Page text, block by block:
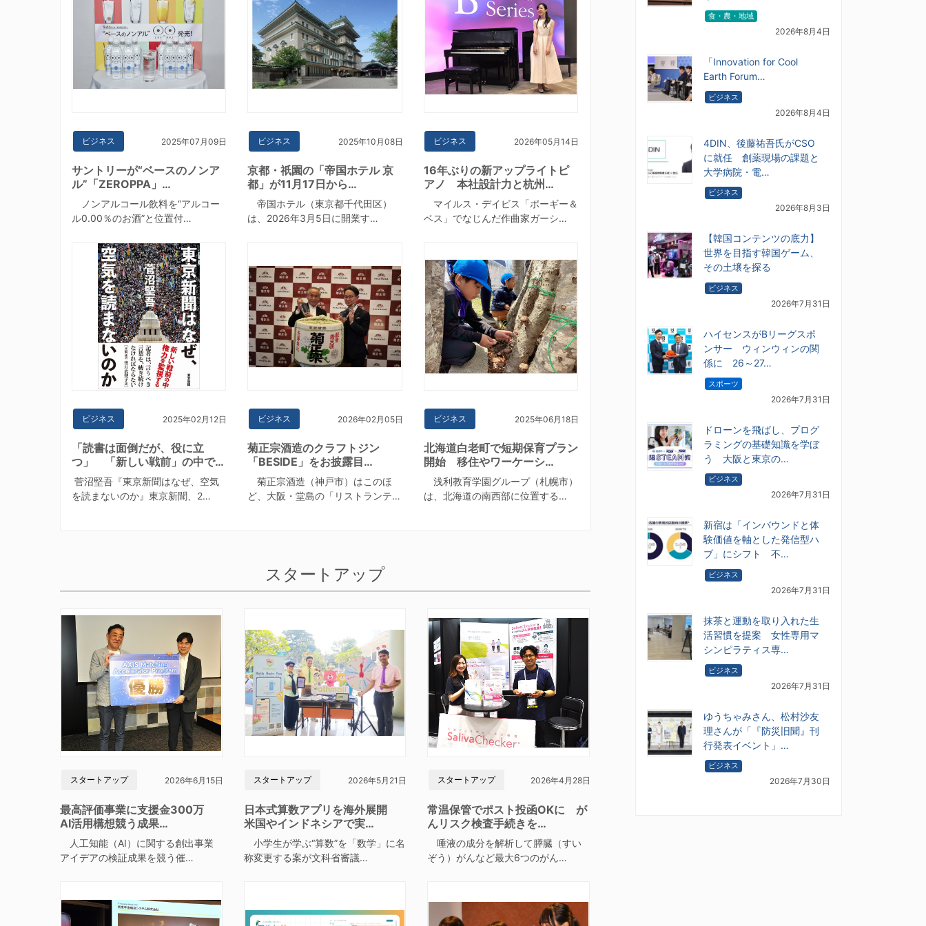
ビジネス 2025年07月09日
サントリーが“ベースのノンア
ル”「ZEROPPA」…
ノンアルコール飲料を“アルコー
ル0.00％のお酒”と位置付…
ビジネス 2025年10月08日
京都・祇園の「帝国ホテル 京
都」が11月17日から…
帝国ホテル（東京都千代田区）
は、2026年3月5日に開業す…
ビジネス 2026年05月14日
16年ぶりの新アップライトピ
アノ 本社設計力と杭州…
マイルス・デイビス「ポーギー＆
ベス」でなじんだ作曲家ガーシ…
ビジネス 2025年02月12日
「読書は面倒だが、役に立
つ」 「新しい戦前」の中で…
菅沼堅吾『東京新聞はなぜ、空気
を読まないのか』東京新聞、2…
ビジネス 2026年02月05日
菊正宗酒造のクラフトジン
「BESIDE」をお披露目…
菊正宗酒造（神戸市）はこのほ
ど、大阪・堂島の「リストランテ…
ビジネス 2025年06月18日
北海道白老町で短期保育プラン
開始 移住やワーケーシ…
浅利教育学園グループ（札幌市）
は、北海道の南西部に位置する…
スタートアップ
スタートアップ 2026年6月15日
最高評価事業に支援金300万
AI活用構想競う成果…
人工知能（AI）に関する創出事業
アイデアの検証成果を競う催…
スタートアップ 2026年5月21日
日本式算数アプリを海外展開
米国やインドネシアで実…
小学生が学ぶ“算数”を「数学」に名
称変更する案が文科省審議…
スタートアップ 2026年4月28日
常温保管でポスト投函OKに が
んリスク検査手続きを…
唾液の成分を解析して膵臓（すい
ぞう）がんなど最大6つのがん…
食・農・地域
2026年8月4日
「Innovation for Cool
Earth Forum…
ビジネス
2026年8月4日
4DIN、後藤祐吾氏がCSO
に就任 創薬現場の課題と
大学病院・電…
ビジネス
2026年8月3日
【韓国コンテンツの底力】
世界を目指す韓国ゲーム、
その土壌を探る
ビジネス
2026年7月31日
ハイセンスがBリーグスポ
ンサー ウィンウィンの関
係に 26～27…
スポーツ
2026年7月31日
ドローンを飛ばし、プログ
ラミングの基礎知識を学ぼ
う 大阪と東京の…
ビジネス
2026年7月31日
新宿は「インバウンドと体
験価値を軸とした発信型ハ
ブ」にシフト 不…
ビジネス
2026年7月31日
抹茶と運動を取り入れた生
活習慣を提案 女性専用マ
シンピラティス専…
ビジネス
2026年7月31日
ゆうちゃみさん、松村沙友
理さんが「『防災旧聞』刊
行発表イベント」…
ビジネス
2026年7月30日